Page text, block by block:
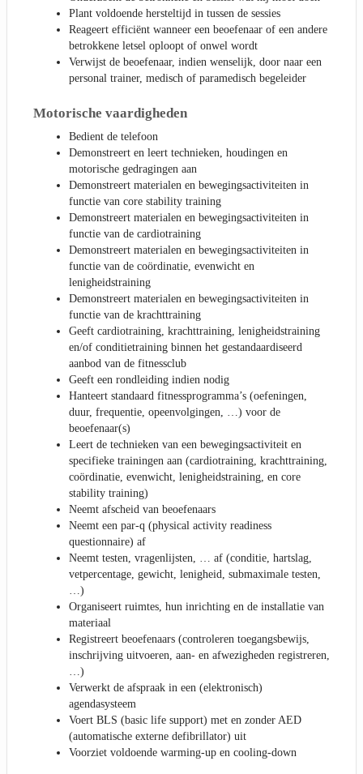
Plant voldoende hersteltijd in tussen de sessies
Reageert efficiënt wanneer een beoefenaar of een andere
betrokkene letsel oploopt of onwel wordt
Verwijst de beoefenaar, indien wenselijk, door naar een
personal trainer, medisch of paramedisch begeleider
Motorische vaardigheden
Bedient de telefoon
Demonstreert en leert technieken, houdingen en
motorische gedragingen aan
Demonstreert materialen en bewegingsactiviteiten in
functie van core stability training
Demonstreert materialen en bewegingsactiviteiten in
functie van de cardiotraining
Demonstreert materialen en bewegingsactiviteiten in
functie van de coördinatie, evenwicht en
lenigheidstraining
Demonstreert materialen en bewegingsactiviteiten in
functie van de krachttraining
Geeft cardiotraining, krachttraining, lenigheidstraining
en/of conditietraining binnen het gestandaardiseerd
aanbod van de fitnessclub
Geeft een rondleiding indien nodig
Hanteert standaard fitnessprogramma’s (oefeningen,
duur, frequentie, opeenvolgingen, …) voor de
beoefenaar(s)
Leert de technieken van een bewegingsactiviteit en
specifieke trainingen aan (cardiotraining, krachttraining,
coördinatie, evenwicht, lenigheidstraining, en core
stability training)
Neemt afscheid van beoefenaars
Neemt een par-q (physical activity readiness
questionnaire) af
Neemt testen, vragenlijsten, … af (conditie, hartslag,
vetpercentage, gewicht, lenigheid, submaximale testen,
…)
Organiseert ruimtes, hun inrichting en de installatie van
materiaal
Registreert beoefenaars (controleren toegangsbewijs,
inschrijving uitvoeren, aan- en afwezigheden registreren,
…)
Verwerkt de afspraak in een (elektronisch)
agendasysteem
Voert BLS (basic life support) met en zonder AED
(automatische externe defibrillator) uit
Voorziet voldoende warming-up en cooling-down